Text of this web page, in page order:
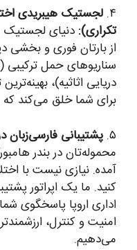
۴. لجستیک هیبریدی
تکراری): دنیای
از بارتان فوری و بخشی
سناریوهای حمل
دریایی اثاثیه)،
برای شما خلق می‌کند که
۵. پشتیبانی فارسی‌زبان
محموله‌تان در بندر
کنید. ما یک اپراتور
اداری اروپا پاسخگوی
امنیت و کنترل،
می‌دهیم.